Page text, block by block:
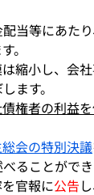
当等にあた
。
縮小し、会
ます。
権者の利益
会の特別決議
ることができ
官報に公告